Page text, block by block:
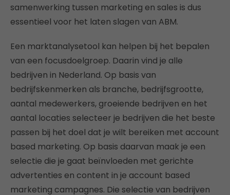
samenwerking tussen marketing en sales is dus
essentieel voor het laten slagen van ABM.
Een marktanalysetool kan helpen bij het bepalen
van een focusdoelgroep. Daarin vind je alle
bedrijven in Nederland. Op basis van
bedrijfskenmerken als branche, bedrijfsgrootte,
aantal medewerkers, groeiende bedrijven en het
aantal locaties selecteer je bedrijven die het beste
passen bij het doel dat je wilt bereiken met account
based marketing. Op basis daarvan maak je een
selectie die je gaat beïnvloeden met gerichte
advertenties en content in je account based
marketing campagnes. Die selectie van bedrijven